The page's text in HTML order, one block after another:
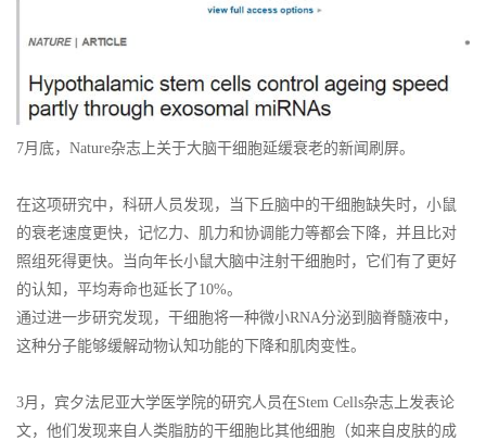
7月底，Nature杂志上关于大脑干细胞延缓衰老的新闻刷屏。
在这项研究中，科研人员发现，当下丘脑中的干细胞缺失时，小鼠
的衰老速度更快，记忆力、肌力和协调能力等都会下降，并且比对
照组死得更快。当向年长小鼠大脑中注射干细胞时，它们有了更好
的认知，平均寿命也延长了10%。
通过进一步研究发现，干细胞将一种微小RNA分泌到脑脊髓液中，
这种分子能够缓解动物认知功能的下降和肌肉变性。
3月，宾夕法尼亚大学医学院的研究人员在Stem Cells杂志上发表论
文，他们发现来自人类脂肪的干细胞比其他细胞（如来自皮肤的成